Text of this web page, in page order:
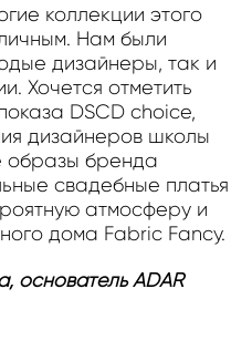
коллекции этого
Нам были
дизайнеры, так и
Хочется отметить
DSCD choice,
дизайнеров школы
образы бренда
свадебные платья
атмосферу и
дома Fabric Fancy.
основатель ADAR